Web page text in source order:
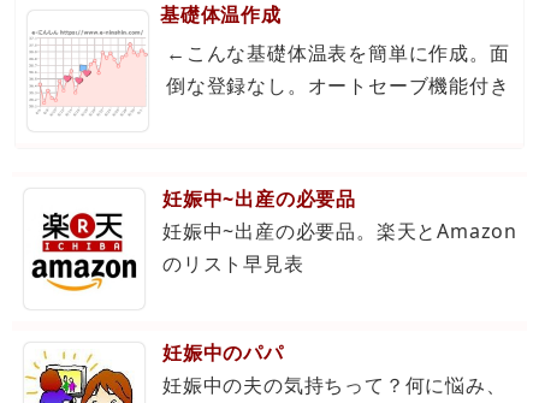
基礎体温作成
←こんな基礎体温表を簡単に作成。面
倒な登録なし。オートセーブ機能付き
妊娠中~出産の必要品
妊娠中~出産の必要品。楽天とAmazon
のリスト早見表
妊娠中のパパ
妊娠中の夫の気持ちって？何に悩み、